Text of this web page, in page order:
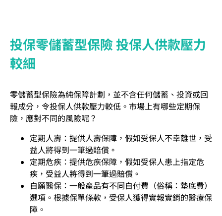
投保零儲蓄型保險 投保人供款壓力
較細
零儲蓄型保險為純保障計劃，並不含任何儲蓄、投資或回
報成分，令投保人供款壓力較低。市場上有哪些定期保
險，應對不同的風險呢？
定期人壽：提供人壽保障，假如受保人不幸離世，受
益人將得到一筆過賠償。
定期危疾：提供危疾保障，假如受保人患上指定危
疾，受益人將得到一筆過賠償。
自願醫保：一般產品有不同自付費（俗稱：墊底費）
選項。根據保單條款，受保人獲得實報實銷的醫療保
障。